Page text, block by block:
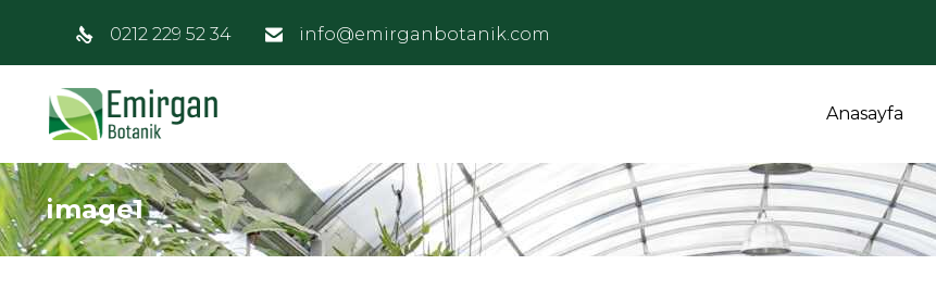
0212 229 52 34 info@emirganbotanik.com
Anasayfa
image1